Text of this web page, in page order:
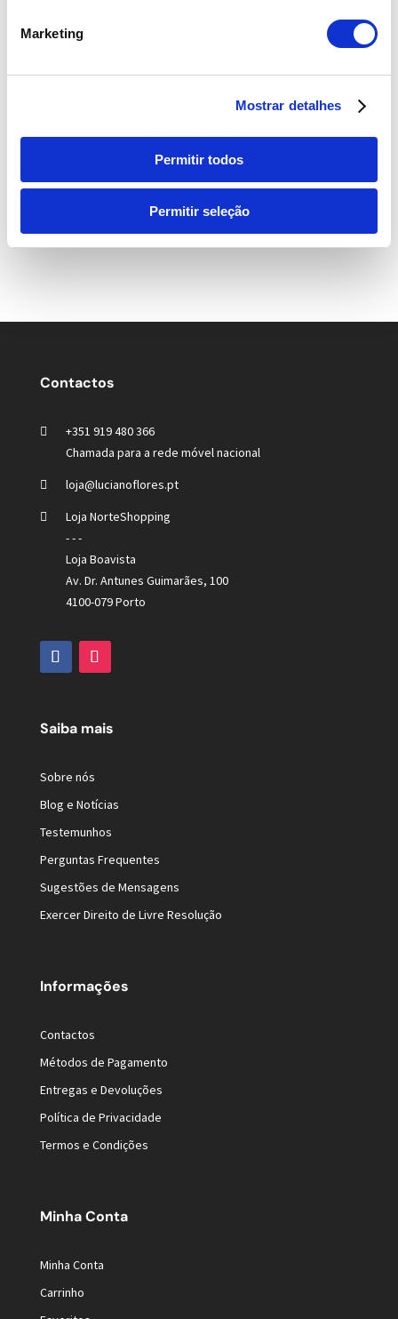
Marketing
Mostrar detalhes
Permitir todos
Permitir seleção
Cactos e Suculentas
Ramos de Flores
Contactos
+351 919 480 366
Chamada para a rede móvel nacional
loja@lucianoflores.pt
Loja NorteShopping
- - -
Loja Boavista
Av. Dr. Antunes Guimarães, 100
4100-079 Porto
Saiba mais
Sobre nós
Blog e Notícias
Testemunhos
Perguntas Frequentes
Sugestões de Mensagens
Exercer Direito de Livre Resolução
Informações
Contactos
Métodos de Pagamento
Entregas e Devoluções
Política de Privacidade
Termos e Condições
Minha Conta
Minha Conta
Carrinho